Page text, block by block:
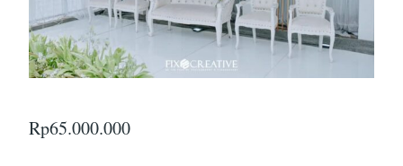
Rp65.000.000